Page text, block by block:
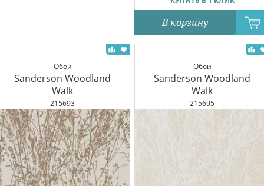
В корзину
Обои
Sanderson Woodland
Walk
215693
Обои
Sanderson Woodland
Walk
215695